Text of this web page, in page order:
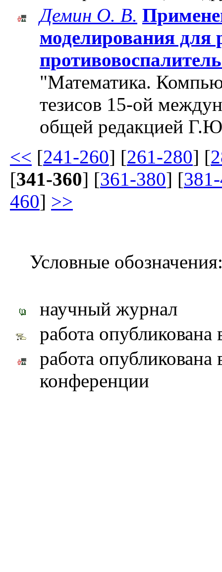
Демин О. В.
моделирования для
"Математика.
тезисов 15-ой
общей редакцией
<< [241-260] [261-280] [
[341-360] [361-380] [
460] >>
Условные
научный журнал
работа
работа опубликована
конференции